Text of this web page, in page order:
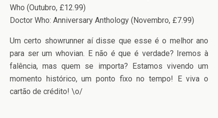
Who (Outubro, £12.99)
Doctor Who: Anniversary Anthology (Novembro, £7.99)
Um certo showrunner aí disse que esse é o melhor ano
para ser um whovian. E não é que é verdade? Iremos à
falência, mas quem se importa? Estamos vivendo um
momento histórico, um ponto fixo no tempo! E viva o
cartão de crédito! \o/